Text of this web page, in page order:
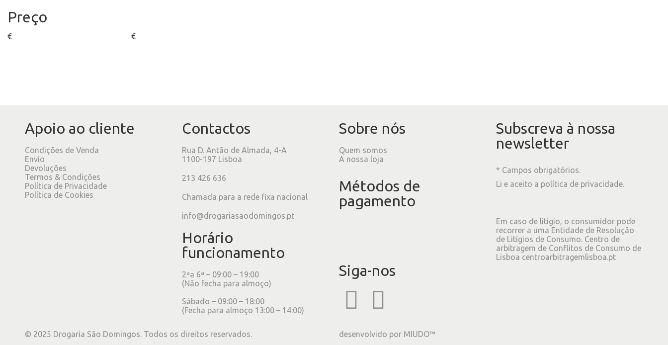
Preço
€ €
Apoio ao cliente
Condições de Venda
Envio
Devoluções
Termos & Condições
Política de Privacidade
Política de Cookies
Contactos
Rua D. Antão de Almada, 4-A
1100-197 Lisboa
213 426 636
Chamada para a rede fixa nacional
info@drogariasaodomingos.pt
Horário
funcionamento
2ªa 6ª – 09:00 – 19:00
(Não fecha para almoço)
Sábado – 09:00 – 18:00
(Fecha para almoço 13:00 – 14:00)
Sobre nós
Quem somos
A nossa loja
Métodos de
pagamento
Siga-nos
Subscreva à nossa
newsletter
* Campos obrigatórios.
Li e aceito a política de privacidade.
Em caso de litígio, o consumidor pode
recorrer a uma Entidade de Resolução
de Litígios de Consumo. Centro de
arbitragem de Conflitos de Consumo de
Lisboa centroarbitragemlisboa.pt
© 2025 Drogaria São Domingos. Todos os direitos reservados. desenvolvido por MIUDO™